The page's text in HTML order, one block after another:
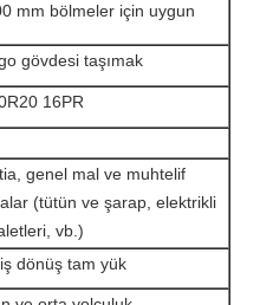
mm bölmeler için uygun
gövdesi taşımak
16PR
genel mal ve muhtelif
(tütün ve şarap, elektrikli
vb.)
dönüş tam yük